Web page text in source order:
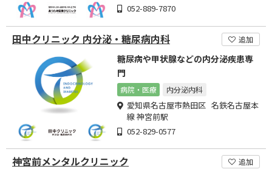
052-889-7870
田中クリニック 内分泌・糖尿病内科 追加
糖尿病や甲状腺などの内分泌疾患専
門
病院・医療 内分泌内科
愛知県名古屋市熱田区 名鉄名古屋本
線 神宮前駅
052-829-0577
神宮前メンタルクリニック 追加